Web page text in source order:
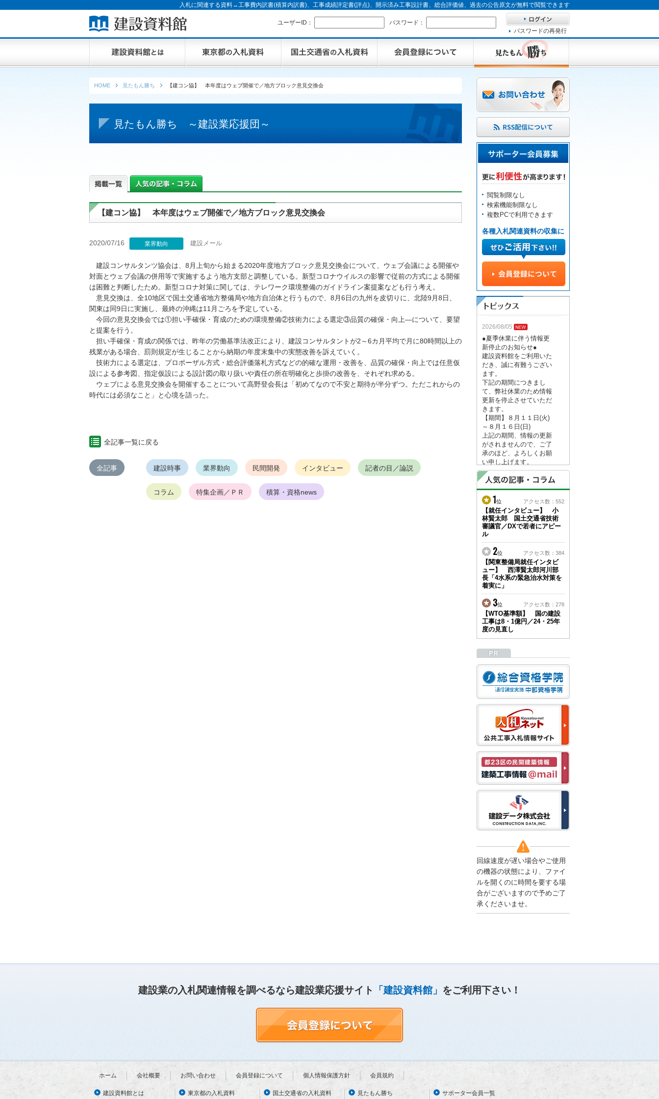
入札に関連する資料→工事費内訳書(積算内訳書)、工事成績評定書(評点)、開示済み工事設計書、総合評価値、過去の公告原文が無料で閲覧できます
ユーザーID：
パスワード：
パスワードの再発行
HOME 見たもん勝ち 【建コン協】 本年度はウェブ開催で／地方ブロック意見交換会
見たもん勝ち ～建設業応援団～
【建コン協】 本年度はウェブ開催で／地方ブロック意見交換会
2020/07/16 業界動向 建設メール
建設コンサルタンツ協会は、8月上旬から始まる2020年度地方ブロック意見交換会について、ウェブ会議による開催や
対面とウェブ会議の併用等で実施するよう地方支部と調整している。新型コロナウイルスの影響で従前の方式による開催
は困難と判断したため。新型コロナ対策に関しては、テレワーク環境整備のガイドライン案提案なども行う考え。
意見交換は、全10地区で国土交通省地方整備局や地方自治体と行うもので、8月6日の九州を皮切りに、北陸9月8日、
関東は同9日に実施し、最終の沖縄は11月ごろを予定している。
今回の意見交換会では①担い手確保・育成のための環境整備②技術力による選定③品質の確保・向上―について、要望
と提案を行う。
担い手確保・育成の関係では、昨年の労働基準法改正により、建設コンサルタントが2～6カ月平均で月に80時間以上の
残業がある場合、罰則規定が生じることから納期の年度末集中の実態改善を訴えていく。
技術力による選定は、プロポーザル方式・総合評価落札方式などの的確な運用・改善を、品質の確保・向上では任意仮
設による参考図、指定仮設による設計図の取り扱いや責任の所在明確化と歩掛の改善を、それぞれ求める。
ウェブによる意見交換会を開催することについて高野登会長は「初めてなので不安と期待が半分ずつ。ただこれからの
時代には必須なこと」と心境を語った。
全記事一覧に戻る
全記事 建設時事 業界動向 民間開発 インタビュー 記者の目／論説
コラム 特集企画／ＰＲ 積算・資格news
閲覧制限なし
検索機能制限なし
複数PCで利用できます
各種入札関連資料の収集に
2026/08/05
●夏季休業に伴う情報更
新停止のお知らせ●
建設資料館をご利用いた
だき、誠に有難うござい
ます。
下記の期間につきまし
て、弊社休業のため情報
更新を停止させていただ
きます。
【期間】８月１１日(火)
～８月１６日(日)
上記の期間、情報の更新
がされませんので、ご了
承のほど、よろしくお願
い申し上げます。
なお、情報は８月１７日
(月)より登録されます。
2026/04/23
●ゴールデンウィークに
伴う情報更新停止のお知
らせ(05/02～05/10)●
ユーザー各位
建設資料館をご利用いた
だき、誠に有難うござい
ます。
下記の期間につきまし
て、弊社休業のため情報
更新を停止させていただ
きます。
【期間】５月２日(土)～
５月１０日(日)
上記の期間、情報の更新
がされませんので、ご了
い申し上げます。
から通常通り運営いたし
ます。
2025/12/22
●年末年始に伴う情報更
新停止のお知らせ●
建設資料館をご利用いた
だき、誠に有難うござい
ます。
下記の期間につきまし
て、弊社休業のため情報
更新を停止させていただ
きます。
【期間】１２月２７日
(土)～１月４日(日)
上記の期間、情報の更新
がされませんので、ご了
承のほど、よろしくお願
なお、情報は１月５日
(月)より登録されます。
2025/08/04
●夏季休業に伴う情報更
新停止のお知らせ●
建設資料館をご利用いた
だき、誠に有難うござい
がされませんので、ご了
承のほど、よろしくお願
伴う情報更新停止のお知
らせ(04/26～04/29、05/0
ユーザー各位
1位 アクセス数：552
【就任インタビュー】 小
林賢太郎 国土交通省技術
審議官／DXで若者にアピー
ル
2位 アクセス数：384
【関東整備局就任インタビ
ュー】 西澤賢太郎河川部
長「4水系の緊急治水対策を
着実に」
3位 アクセス数：278
【WTO基準額】 国の建設
工事は8・1億円／24・25年
度の見直し
回線速度が遅い場合やご使用
の機器の状態により、ファイ
ルを開くのに時間を要する場
合がございますので予めご了
承くださいませ。
建設業の入札関連情報を調べるなら建設業応援サイト 「建設資料館」 をご利用下さい！
ホーム 会社概要 お問い合わせ 会員登録について 個人情報保護方針 会員規約
建設資料館とは 東京都の入札資料 国土交通省の入札資料 見たもん勝ち サポーター会員一覧